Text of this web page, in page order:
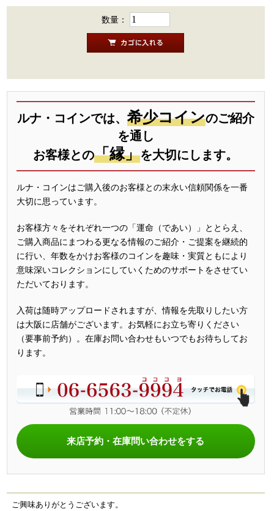
数量：
ルナ・コインでは、 希少コインのご紹介
を通し
お客様との「縁」を大切にします。
ルナ・コインはご購入後のお客様との末永い信頼関係を一番
大切に思っています。
お客様方々をそれぞれ一つの「運命（であい）」ととらえ、
ご購入商品にまつわる更なる情報のご紹介・ご提案を継続的
に行い、年数をかけお客様のコインを趣味・実質ともにより
意味深いコレクションにしていくためのサポートをさせてい
ただいております。
入荷は随時アップロードされますが、情報を先取りしたい方
は大阪に店舗がございます。お気軽にお立ち寄りください
（要事前予約）。在庫お問い合わせもいつでもお待ちしてお
ります。
来店予約・在庫問い合わせをする
ご興味ありがとうございます。